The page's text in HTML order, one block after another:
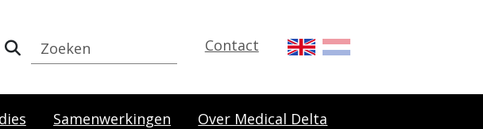
Contact
Samenwerkingen Over Medical Delta